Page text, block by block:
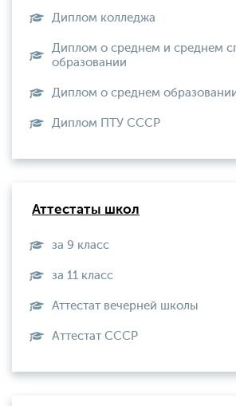
Диплом колледжа
Диплом о среднем и среднем
образовании
Диплом о среднем
Диплом ПТУ СССР
Аттестаты школ
за 9 класс
за 11 класс
Аттестат вечерней школы
Aттестат СССР